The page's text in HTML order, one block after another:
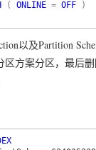
( ONLINE = OFF
以及Partition
区方案分区，最后